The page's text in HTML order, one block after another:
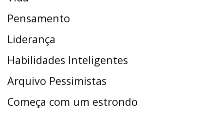
Pensamento
Liderança
Habilidades Inteligentes
Arquivo Pessimistas
Começa com um estrondo